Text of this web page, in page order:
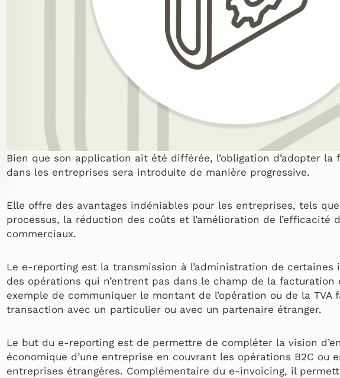
Bien que son application ait été différée, l’obligation d’adopter
dans les entreprises sera introduite de manière progressive.
Elle offre des avantages indéniables pour les entreprises, tels
processus, la réduction des coûts et l’amélioration de l’efficacité
commerciaux.
Le e-reporting est la transmission à l’administration de certaines
des opérations qui n’entrent pas dans le champ de la facturation
exemple de communiquer le montant de l’opération ou de la TVA
transaction avec un particulier ou avec un partenaire étranger.
Le but du e-reporting est de permettre de compléter la vision
économique d’une entreprise en couvrant les opérations B2C ou
entreprises étrangères. Complémentaire du e-invoicing, il